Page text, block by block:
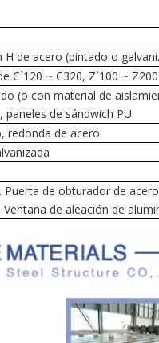
H de acero (pintado o
C`120 ~ C320, Z`100 ~ Z200
(o con material de
de sándwich PU.
redonda de acero.
Puerta de obturador de acero
de aleación de